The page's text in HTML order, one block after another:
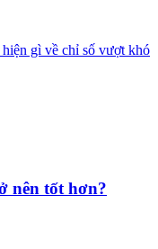
gì về chỉ số vượt khó
nên tốt hơn?